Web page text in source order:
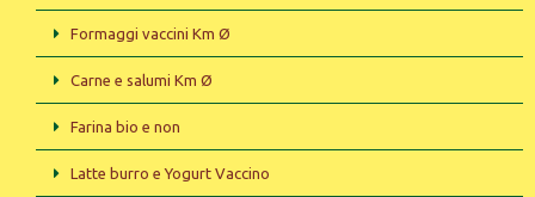
Formaggi vaccini Km Ø
Carne e salumi Km Ø
Farina bio e non
Latte burro e Yogurt Vaccino